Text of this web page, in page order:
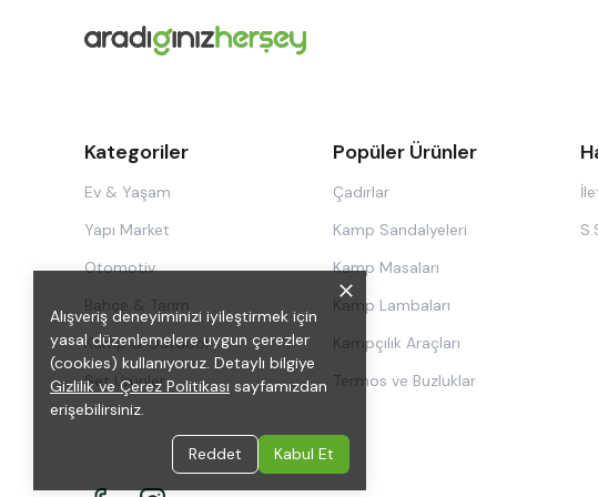
Alışveriş deneyiminizi iyileştirmek için
yasal düzenlemelere uygun çerezler
(cookies) kullanıyoruz. Detaylı bilgiye
Gizlilik ve Çerez Politikası sayfamızdan
erişebilirsiniz.
Reddet Kabul Et
Kategoriler
Ev & Yaşam
Yapı Market
Otomotiv
Bahçe & Tarım
Kamp & Outdoor
Set Ürünler
Popüler Ürünler
Çadırlar
Kamp Sandalyeleri
Kamp Masaları
Kamp Lambaları
Kampçılık Araçları
Termos ve Buzluklar